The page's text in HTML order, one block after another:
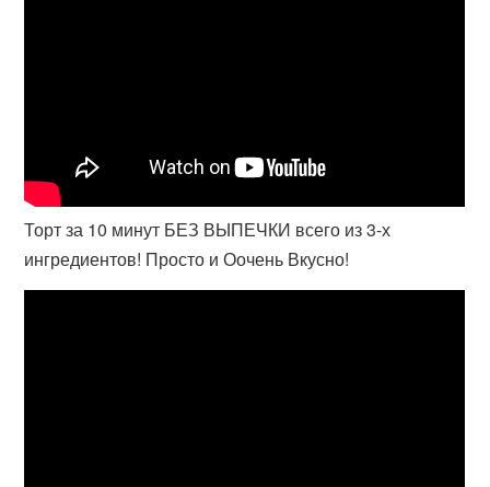
Торт за 10 минут БЕЗ ВЫПЕЧКИ всего из 3-х
ингредиентов! Просто и Оочень Вкусно!